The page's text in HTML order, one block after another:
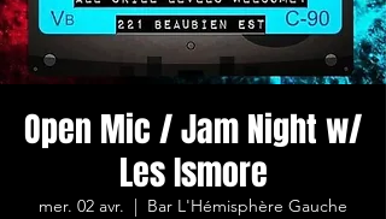
Open Mic / Jam Night w/
Les Ismore
mer. 02 avr. Bar L'Hémisphère Gauche